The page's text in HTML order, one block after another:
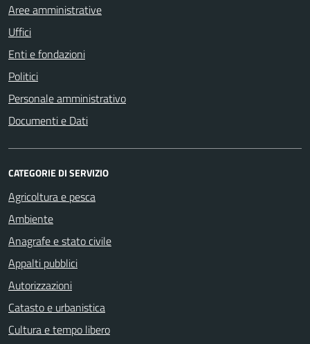
Aree amministrative
Uffici
Enti e fondazioni
Politici
Personale amministrativo
Documenti e Dati
CATEGORIE DI SERVIZIO
Agricoltura e pesca
Ambiente
Anagrafe e stato civile
Appalti pubblici
Autorizzazioni
Catasto e urbanistica
Cultura e tempo libero